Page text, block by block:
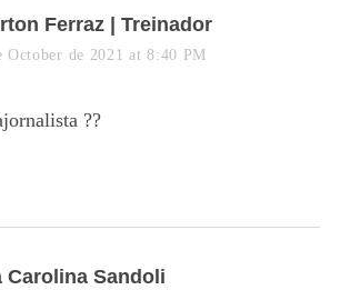
Ferraz | Treinador
October de 2021 at 8:40 PM
??
Carolina Sandoli